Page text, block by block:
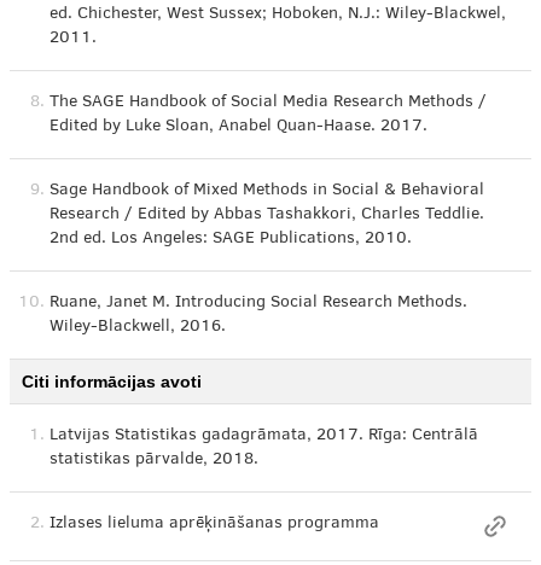
ed. Chichester, West Sussex; Hoboken, N.J.: Wiley-Blackwel,
2011.
8. The SAGE Handbook of Social Media Research Methods /
Edited by Luke Sloan, Anabel Quan-Haase. 2017.
9. Sage Handbook of Mixed Methods in Social & Behavioral
Research / Edited by Abbas Tashakkori, Charles Teddlie.
2nd ed. Los Angeles: SAGE Publications, 2010.
10. Ruane, Janet M. Introducing Social Research Methods.
Wiley-Blackwell, 2016.
Citi informācijas avoti
1. Latvijas Statistikas gadagrāmata, 2017. Rīga: Centrālā
statistikas pārvalde, 2018.
2. Izlases lieluma aprēķināšanas programma